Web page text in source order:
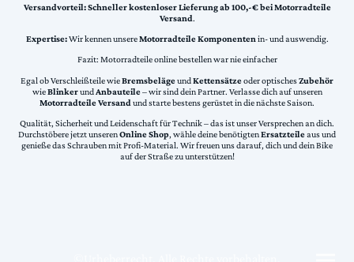
Versandvorteil:Schneller kostenloser Lieferung ab 100,-€ bei Motorradteile
Versand.
Expertise:Wir kennen unsereMotorradteile Komponentenin- und auswendig.
Fazit: Motorradteile online bestellen war nie einfacher
Egal ob Verschleißteile wieBremsbelägeundKettensätzeoder optischesZubehör
wieBlinkerundAnbauteile– wir sind dein Partner. Verlasse dich auf unseren
Motorradteile Versand und starte bestens gerüstet in die nächste Saison.
Qualität, Sicherheit und Leidenschaft für Technik – das ist unser Versprechen an dich.
Durchstöbere jetzt unserenOnline Shop, wähle deine benötigtenErsatzteileaus und
genieße das Schrauben mit Profi-Material. Wir freuen uns darauf, dich und dein Bike
auf der Straße zu unterstützen!